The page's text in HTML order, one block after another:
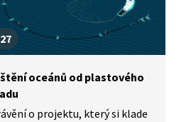
oceánů od plastového
o projektu, který si klade